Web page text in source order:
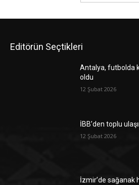
Editörün Seçtikleri
Antalya, futbolda
oldu
12 Şubat 2026
İBB’den toplu
12 Şubat 2026
İzmir’de sağanak